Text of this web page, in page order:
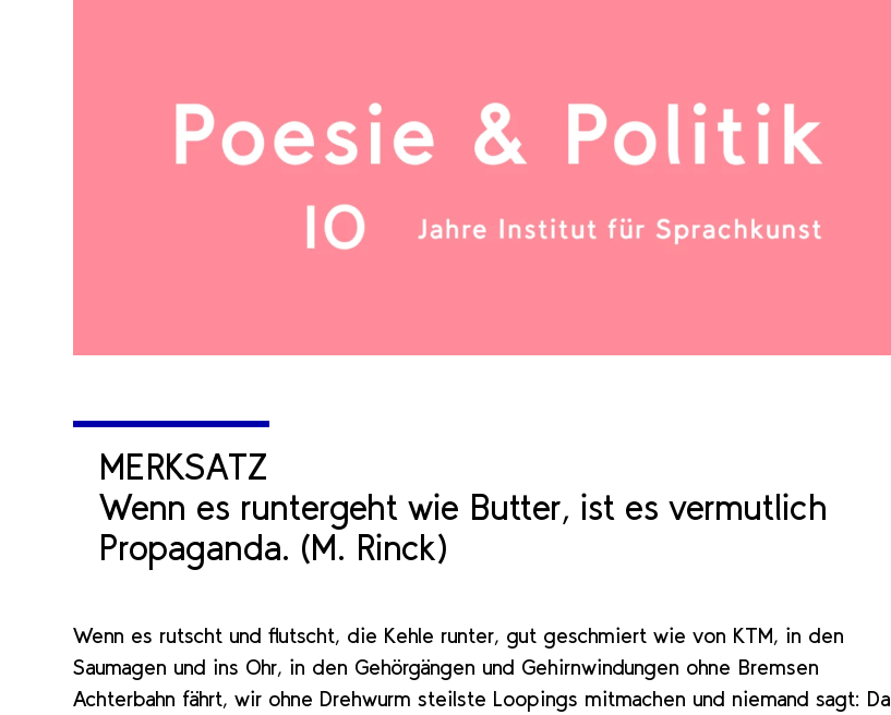
MERKSATZ
Wenn es runtergeht wie Butter, ist es vermutlich
Propaganda. (M. Rinck)
Wenn es rutscht und flutscht, die Kehle runter, gut geschmiert wie von KTM, in den
Saumagen und ins Ohr, in den Gehörgängen und Gehirnwindungen ohne Bremsen
Achterbahn fährt, wir ohne Drehwurm steilste Loopings mitmachen und niemand sagt: Da